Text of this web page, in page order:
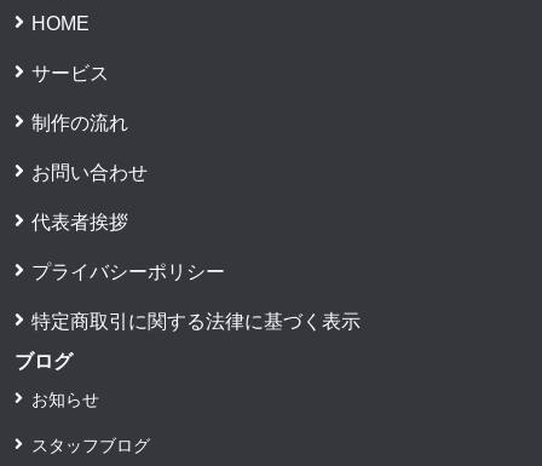
HOME
サービス
制作の流れ
お問い合わせ
代表者挨拶
プライバシーポリシー
特定商取引に関する法律に基づく表示
ブログ
お知らせ
スタッフブログ